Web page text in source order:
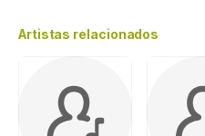
Artistas relacionados